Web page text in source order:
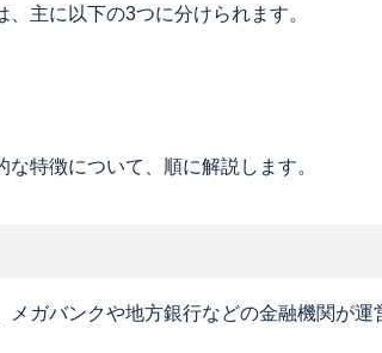
主に以下の3つに分けられます。
特徴について、順に解説します。
メガバンクや地方銀行などの金融機関が運